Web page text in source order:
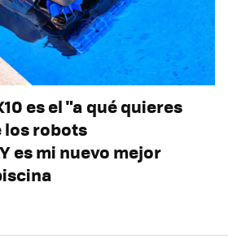
es el "a qué quieres
los robots
es mi nuevo mejor